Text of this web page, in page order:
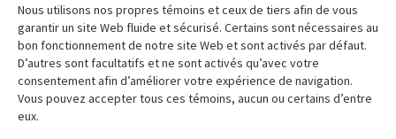
Salle de presse
Ressources
Articles
Support
Social
Media
Global
FR
Nous utilisons nos propres témoins et ceux de tiers afin de vous
garantir un site Web fluide et sécurisé. Certains sont nécessaires au
bon fonctionnement de notre site Web et sont activés par défaut.
D’autres sont facultatifs et ne sont activés qu’avec votre
consentement afin d’améliorer votre expérience de navigation.
Vous pouvez accepter tous ces témoins, aucun ou certains d’entre
eux.